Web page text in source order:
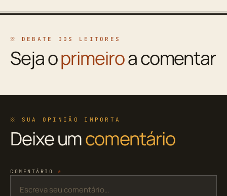
※ DEBATE DOS LEITORES
Seja oprimeiroa comentar
※ SUA OPINIÃO IMPORTA
Deixe umcomentário
COMENTÁRIO *